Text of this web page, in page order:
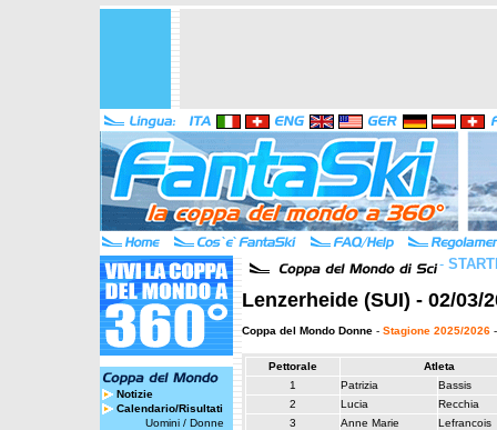
Notizie
Calendario/Risultati
Uomini / Donne
-
Lenzerheide (SUI) - 02/03/
Coppa del Mondo Donne - Stagione 2025/2026
Pettorale
Atleta
1
Patrizia
Bassis
2
Lucia
Recchia
3
Anne Marie
Lefrancois